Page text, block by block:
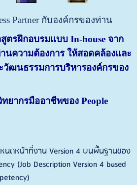
Partner กับองค์กรของท่าน
ตรฝึกอบรมแบบ In-house จาก
นความต้องการ ให้สอดคล้องและ
วัฒนธรรมการบริหารองค์กรของ
ยากรมืออาชีพของ People
นดหน้าที่งาน Version 4 บนพื้นฐานของ
(Job Description Version 4 based